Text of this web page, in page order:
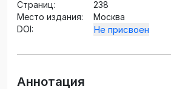
Страниц:
238
Место издания:
Москва
DOI:
Не присвоен
Аннотация